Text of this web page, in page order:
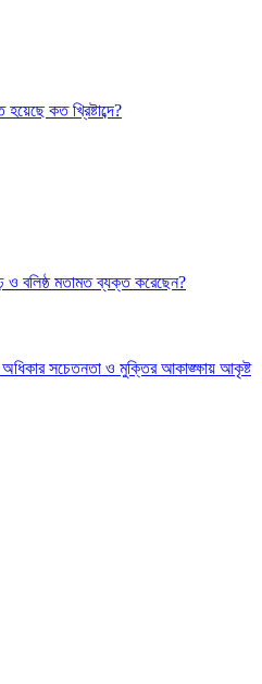
কত খ্রিষ্টাব্দে?
ও বলিষ্ঠ মতামত ব্যক্ত করেছেন?
অধিকার সচেতনতা ও মুক্তির আকাঙ্ক্ষায় আকৃষ্ট